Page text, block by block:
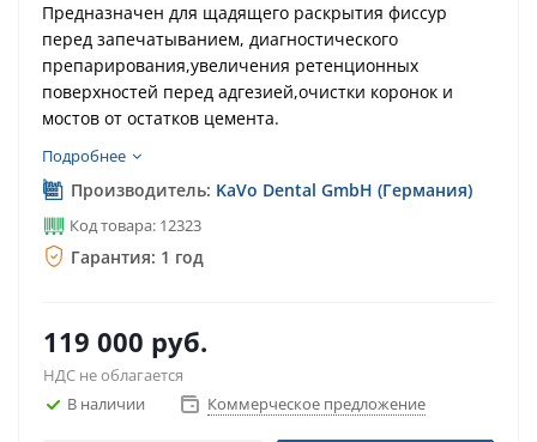
Предназначен для щадящего раскрытия фиссур
перед запечатыванием, диагностического
препарирования,увеличения ретенционных
поверхностей перед адгезией,очистки коронок и
мостов от остатков цемента.
Подробнее
Производитель: KaVo Dental GmbH (Германия)
Код товара: 12323
Гарантия: 1 год
119 000 руб.
НДС не облагается
В наличии
Коммерческое предложение